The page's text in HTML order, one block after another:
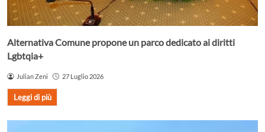
Alternativa Comune propone un parco dedicato ai diritti
Lgbtqia+
Julian Zeni 27 Luglio 2026
Leggi di più